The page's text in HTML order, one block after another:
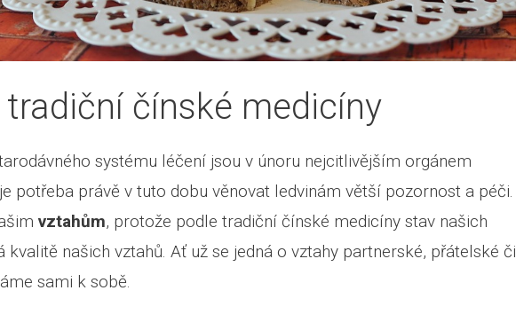
tradiční čínské medicíny
systému léčení jsou v únoru nejcitlivějším orgánem
potřeba právě v tuto dobu věnovat ledvinám větší pozornost a péči.
vztahům, protože podle tradiční čínské medicíny stav našich
kvalitě našich vztahů. Ať už se jedná o vztahy partnerské, přátelské či
sami k sobě.